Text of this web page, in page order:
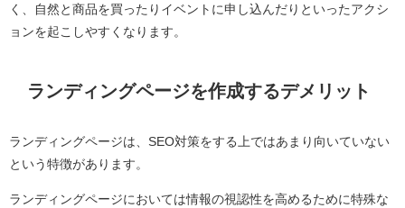
く、自然と商品を買ったりイベントに申し込んだりといったアクシ
ョンを起こしやすくなります。
ランディングページを作成するデメリット
ランディングページは、SEO対策をする上ではあまり向いていない
という特徴があります。
ランディングページにおいては情報の視認性を高めるために特殊な